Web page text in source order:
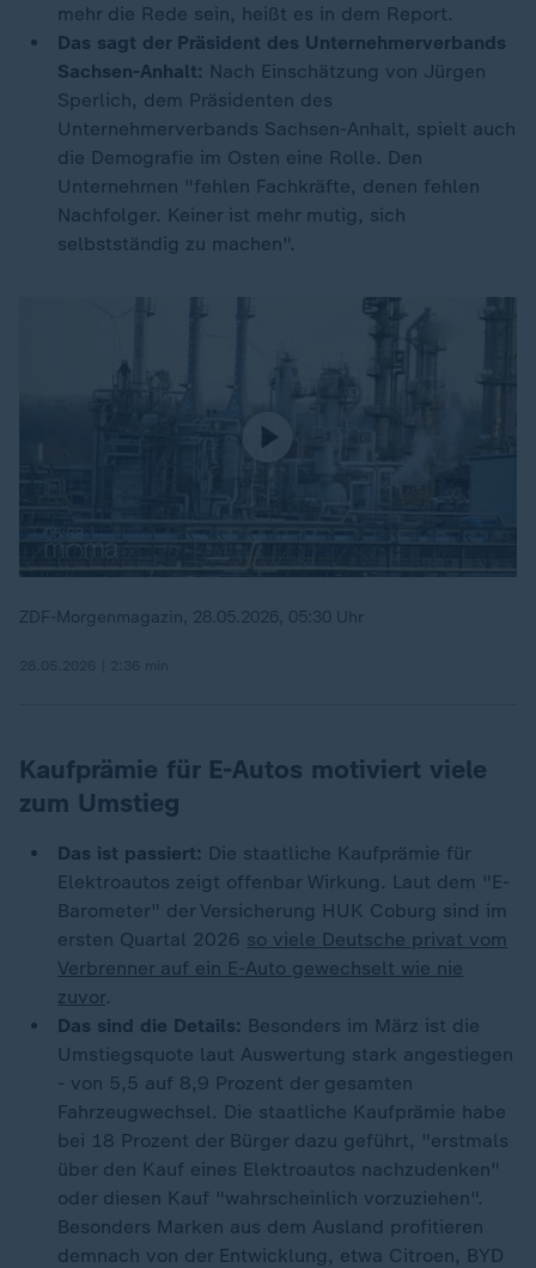
mehr die Rede sein, heißt es in dem Report.
Das sagt der Präsident des Unternehmerverbands
Sachsen-Anhalt: Nach Einschätzung von Jürgen
Sperlich, dem Präsidenten des
Unternehmerverbands Sachsen-Anhalt, spielt auch
die Demografie im Osten eine Rolle. Den
Unternehmen "fehlen Fachkräfte, denen fehlen
Nachfolger. Keiner ist mehr mutig, sich
selbstständig zu machen".
ZDF-Morgenmagazin, 28.05.2026, 05:30 Uhr
Kaufprämie für E-Autos motiviert viele
zum Umstieg
Das ist passiert: Die staatliche Kaufprämie für
Elektroautos zeigt offenbar Wirkung. Laut dem "E-
Barometer" der Versicherung HUK Coburg sind im
ersten Quartal 2026 so viele Deutsche privat vom
Verbrenner auf ein E-Auto gewechselt wie nie
zuvor.
Das sind die Details: Besonders im März ist die
Umstiegsquote laut Auswertung stark angestiegen
- von 5,5 auf 8,9 Prozent der gesamten
Fahrzeugwechsel. Die staatliche Kaufprämie habe
bei 18 Prozent der Bürger dazu geführt, "erstmals
über den Kauf eines Elektroautos nachzudenken"
oder diesen Kauf "wahrscheinlich vorzuziehen".
Besonders Marken aus dem Ausland profitieren
demnach von der Entwicklung, etwa Citroen, BYD